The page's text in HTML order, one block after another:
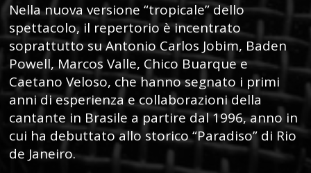
Nella nuova versione “tropicale” dello
spettacolo, il repertorio è incentrato
soprattutto su Antonio Carlos Jobim, Baden
Powell, Marcos Valle, Chico Buarque e
Caetano Veloso, che hanno segnato i primi
anni di esperienza e collaborazioni della
cantante in Brasile a partire dal 1996, anno in
cui ha debuttato allo storico “Paradiso” di Rio
de Janeiro.